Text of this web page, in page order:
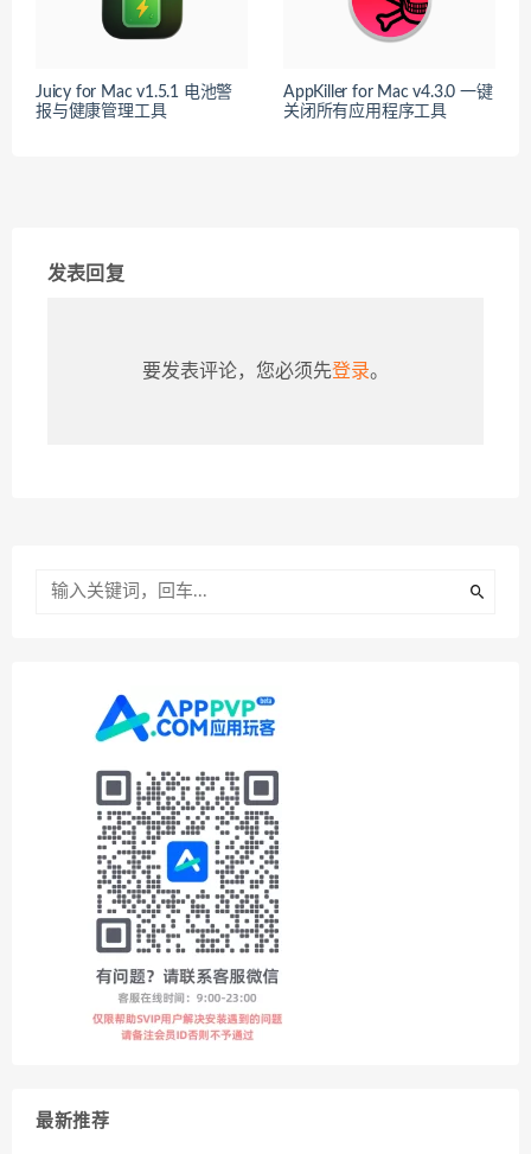
Juicy for Mac v1.5.1 电池警
报与健康管理工具
AppKiller for Mac v4.3.0 一键
关闭所有应用程序工具
发表回复
要发表评论，您必须先登录。
最新推荐